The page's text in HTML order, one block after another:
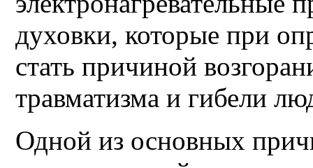
духовки, которые при
стать причиной
травматизма и гибели
Одной из основных